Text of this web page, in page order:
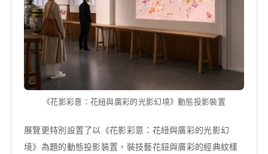
《花影彩意：花紐與廣彩的光影幻境》動態投影裝置
展覽更特別設置了以《花影彩意：花紐與廣彩的光影幻
境》為題的動態投影裝置，裝技藝花鈕與廣彩的經典紋樣